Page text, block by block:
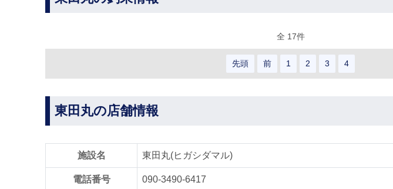
全 17件
先頭 前 1 2 3 4
東田丸の店舗情報
施設名 東田丸(ヒガシダマル)
電話番号 090-3490-6417